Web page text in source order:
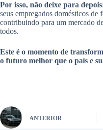
Por isso, não deixe para
seus empregados domésticos
contribuindo para um mercado
todos.
Este é o momento de
o futuro melhor que o país e
ANTERIOR